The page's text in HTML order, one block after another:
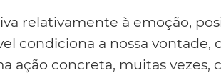
relativamente à emoção,
condiciona a nossa vontade,
ação concreta, muitas vezes,